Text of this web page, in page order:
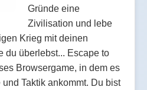
Gründe eine
Zivilisation und lebe
Krieg mit deinen
du überlebst... Escape to
Browsergame, in dem es
Taktik ankommt. Du bist